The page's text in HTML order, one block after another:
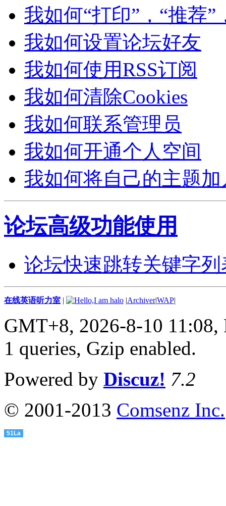
我如何“打印”，“推荐”
我如何设置论坛好友
我如何使用RSS订阅
我如何清除Cookies
我如何联系管理员
我如何开通个人空间
我如何将自己的主题
论坛高级功能使用
论坛快速跳转关键字列
在线英语听力室 | |Archiver|WAP|
GMT+8, 2026-8-10 11:08,
1 queries, Gzip enabled.
Powered by Discuz! 7.2
© 2001-2013 Comsenz Inc.
51La